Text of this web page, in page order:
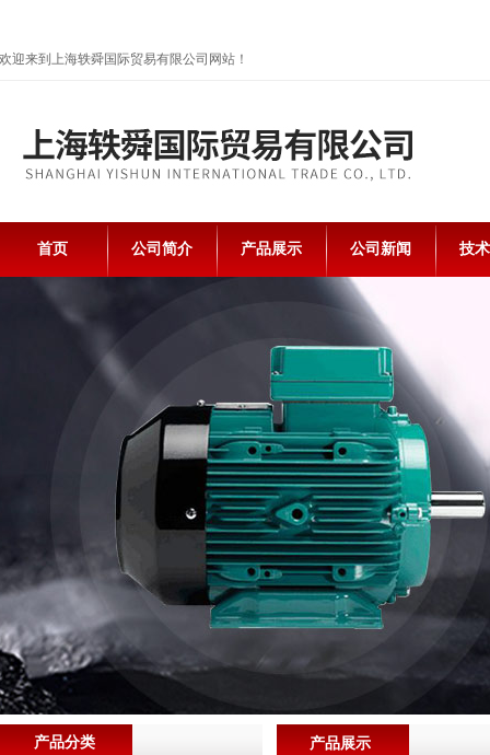
欢迎来到上海轶舜国际贸易有限公司网站！
首页 公司简介 产品展示 公司新闻 技
产品展示
产品分类